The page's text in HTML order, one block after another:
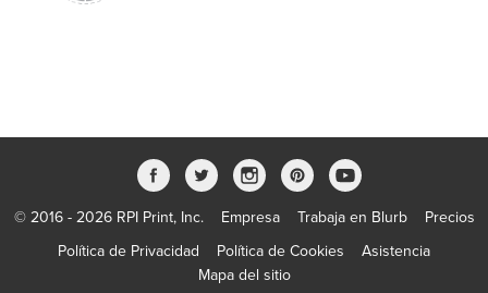
© 2016 - 2026 RPI Print, Inc. Empresa Trabaja en Blurb
Precios
Política de Privacidad
Política de Cookies
Asistencia
Mapa del sitio